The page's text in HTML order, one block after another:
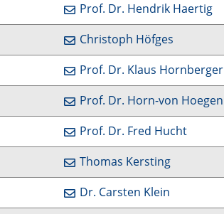
Prof. Dr. Hendrik Haertig
Christoph Höfges
Prof. Dr. Klaus Hornberger
Prof. Dr. Horn-von Hoegen
Prof. Dr. Fred Hucht
Thomas Kersting
Dr. Carsten Klein